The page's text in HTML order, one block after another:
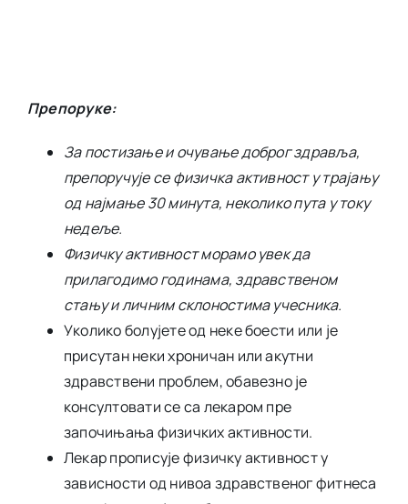
Препоруке:
За постизање и очување доброг здравља,
препоручује се физичка активност у трајању
од најмање 30 минута, неколико пута у току
недеље.
Физичку активност морамо увек да
прилагодимо годинама, здравственом
стању и личним склоностима учесника.
Уколико болујете од неке боести или је
присутан неки хроничан или акутни
здравствени проблем, обавезно је
консултовати се са лекаром пре
започињања физичких активности.
Лекар прописује физичку активност у
зависности од нивоа здравственог фитнеса